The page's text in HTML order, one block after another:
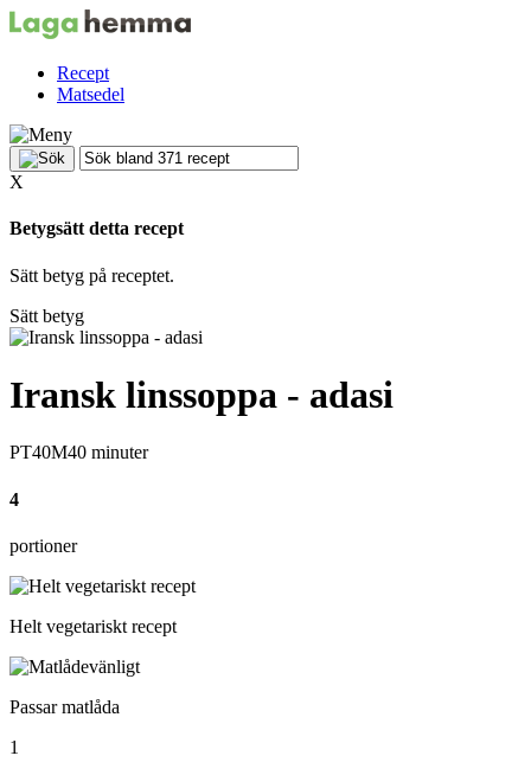
Recept
Matsedel
X
Betygsätt detta recept
Sätt betyg på receptet.
Sätt betyg
Iransk linssoppa - adasi
PT40M40 minuter
4
portioner
Helt vegetariskt recept
Passar matlåda
1